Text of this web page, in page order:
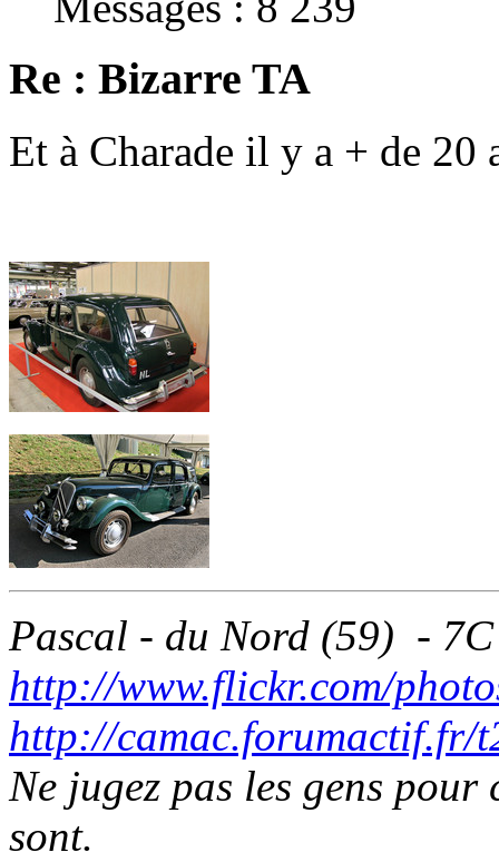
Re : Bizarre TA
Et à Charade il y a + de 20
Pascal - du Nord (59) -
http://www.flickr.com/
http://
Ne jugez pas les gens
sont.